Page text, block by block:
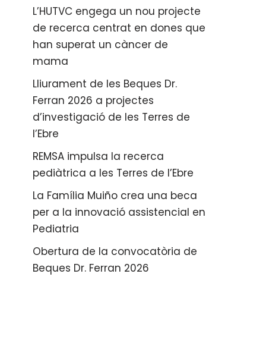
L’HUTVC engega un nou projecte
de recerca centrat en dones que
han superat un càncer de
mama
Lliurament de les Beques Dr.
Ferran 2026 a projectes
d’investigació de les Terres de
l’Ebre
REMSA impulsa la recerca
pediàtrica a les Terres de l’Ebre
La Família Muiño crea una beca
per a la innovació assistencial en
Pediatria
Obertura de la convocatòria de
Beques Dr. Ferran 2026